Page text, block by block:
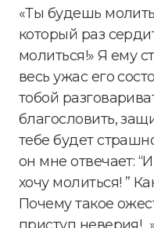
«Ты будешь
который раз
молиться!» Я ему
весь ужас его
тобой
благословить,
тебе будет
он мне отвечает:
хочу молиться! ”
Почему такое